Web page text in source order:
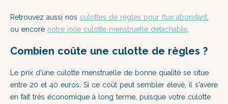
Retrouvez aussi nos culottes de règles pour flux abondant,
ou encore notre jolie culotte menstruelle détachable.
Combien coûte une culotte de règles ?
Le prix d'une culotte menstruelle de bonne qualité se situe
entre 20 et 40 euros. Si ce coût peut sembler élevé, il s'avère
en fait très économique à long terme, puisque votre culotte